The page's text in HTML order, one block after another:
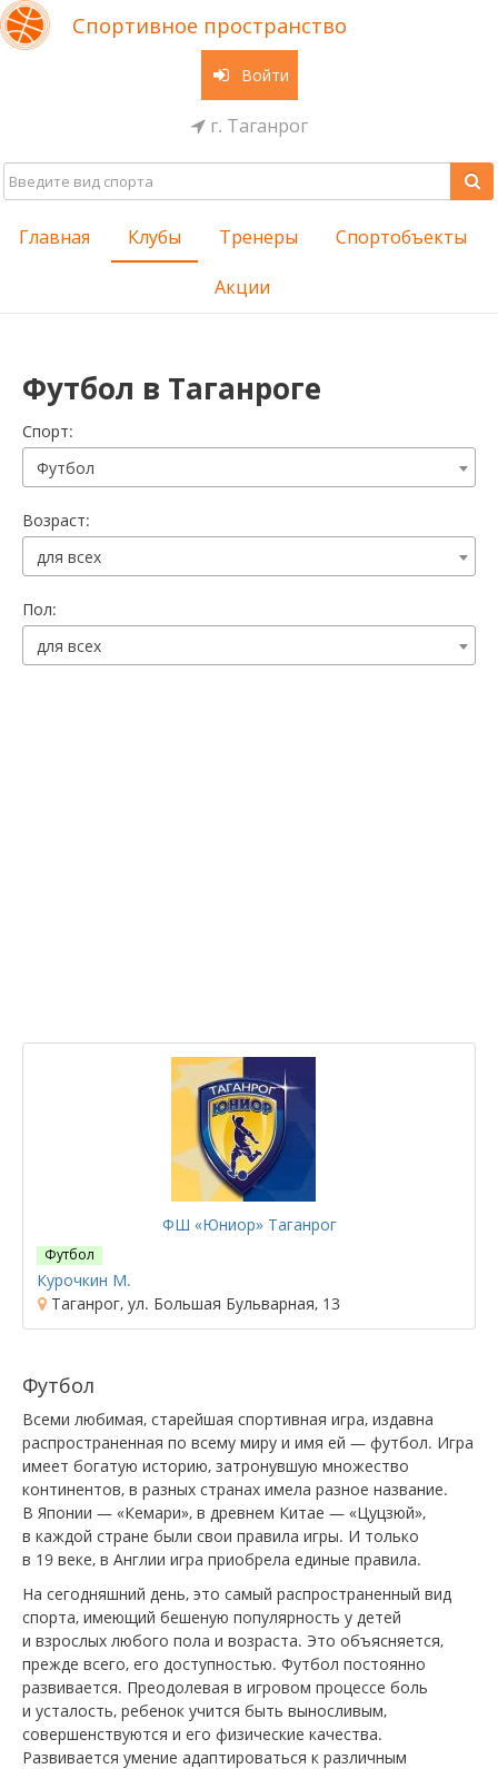
Спортивное пространство
Войти
г. Таганрог
Главная Клубы Тренеры Спортобъекты
Акции
Футбол в Таганроге
Cпорт:
Футбол
Возраст:
для всех
Пол:
для всех
ФШ «Юниор» Таганрог
Футбол
Курочкин М.
Таганрог, ул. Большая Бульварная, 13
Футбол
Всеми любимая, старейшая спортивная игра, издавна
распространенная по всему миру и имя ей — футбол. Игра
имеет богатую историю, затронувшую множество
континентов, в разных странах имела разное название.
В Японии — «Кемари», в древнем Китае — «Цуцзюй»,
в каждой стране были свои правила игры. И только
в 19 веке, в Англии игра приобрела единые правила.
На сегодняшний день, это самый распространенный вид
спорта, имеющий бешеную популярность у детей
и взрослых любого пола и возраста. Это объясняется,
прежде всего, его доступностью. Футбол постоянно
развивается. Преодолевая в игровом процессе боль
и усталость, ребенок учится быть выносливым,
совершенствуются и его физические качества.
Развивается умение адаптироваться к различным